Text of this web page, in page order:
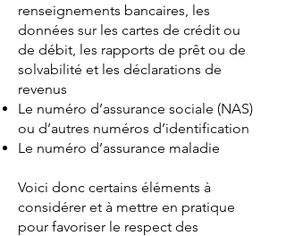
renseignements bancaires, les
données sur les cartes de crédit ou
de débit, les rapports de prêt ou de
solvabilité et les déclarations de
revenus
Le numéro d’assurance sociale (NAS)
ou d’autres numéros d’identification
Le numéro d’assurance maladie
Voici donc certains éléments à
considérer et à mettre en pratique
pour favoriser le respect des